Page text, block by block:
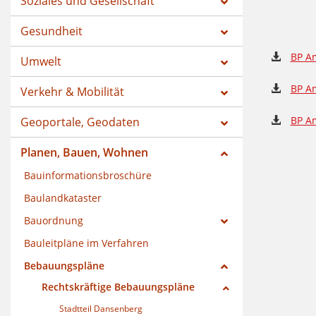
Gesundheit
Umwelt
Verkehr & Mobilität
Geoportale, Geodaten
Planen, Bauen, Wohnen
Bauinformationsbroschüre
Baulandkataster
Bauordnung
Bauleitpläne im Verfahren
Bebauungspläne
Rechtskräftige Bebauungspläne
Stadtteil Dansenberg
BP
BP
BP